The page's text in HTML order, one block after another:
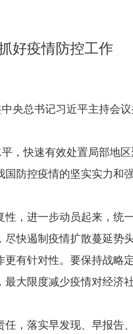
好疫情防控工作
央总书记习近平主持会
，快速有效处置局部地
防控疫情的坚实实力和
，进一步动员起来，统
快遏制疫情扩散蔓延势
有针对性。要保持战略
大限度减少疫情对经济
，落实早发现、早报告、